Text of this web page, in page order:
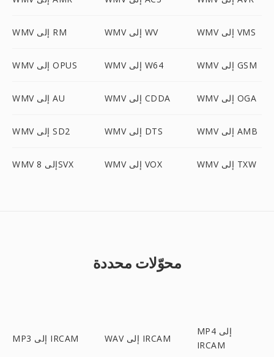
WMV إلى RM WMV إلى WV WMV إلى VMS
WMV إلى OPUS WMV إلى W64 WMV إلى GSM
WMV إلى AU WMV إلى CDDA WMV إلى OGA
WMV إلى SD2 WMV إلى DTS WMV إلى AMB
WMV إلى 8SVX WMV إلى VOX WMV إلى TXW
محوّلات محددة
MP3 إلى IRCAM WAV إلى IRCAM
MP4 إلى
IRCAM